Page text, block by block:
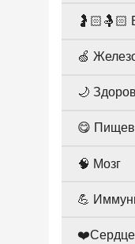
🍏
🌙
😋
🧠 Мозг
💪
❤️Сердце